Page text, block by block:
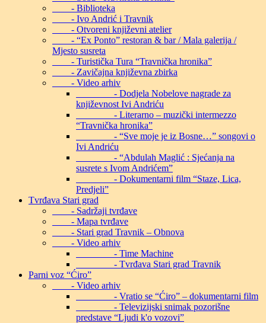
- Biblioteka
- Ivo Andrić i Travnik
- Otvoreni književni atelier
- “Ex Ponto” restoran & bar / Mala galerija /
Mjesto susreta
- Turistička Tura “Travnička hronika”
- Zavičajna književna zbirka
- Video arhiv
- Dodjela Nobelove nagrade za
književnost Ivi Andriću
- Literarno – muzički intermezzo
“Travnička hronika”
- “Sve moje je iz Bosne…” songovi o
Ivi Andriću
- “Abdulah Maglić : Sjećanja na
susrete s Ivom Andrićem”
- Dokumentarni film “Staze, Lica,
Predjeli”
Tvrđava Stari grad
- Sadržaji tvrđave
- Mapa tvrđave
- Stari grad Travnik – Obnova
- Video arhiv
- Time Machine
- Tvrđava Stari grad Travnik
Parni voz “Ćiro”
- Video arhiv
- Vratio se “Ćiro” – dokumentarni film
- Televizijski snimak pozorišne
predstave “Ljudi k'o vozovi”